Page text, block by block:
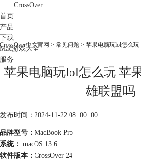
CrossOver
首页
产品
下载
Mac游戏大全
服务
购买
CrossOver中文官网 > 常见问题 > 苹果电脑玩lol怎么
苹果电脑玩lol怎么玩 苹
雄联盟吗
发布时间：2024-11-22 08: 00: 00
品牌型号： MacBook Pro
系统： macOS 13.6
软件版本： CrossOver 24